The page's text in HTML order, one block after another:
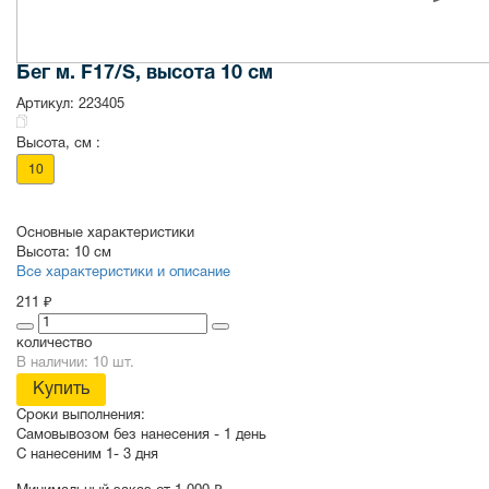
Бег м. F17/S, высота 10 см
Артикул: 223405
Высота, см :
10
Основные характеристики
Высота: 10 см
Все характеристики и описание
211 ₽
количество
В наличии: 10 шт.
Купить
Сроки выполнения:
Самовывозом без нанесения - 1 день
С нанесеним 1- 3 дня